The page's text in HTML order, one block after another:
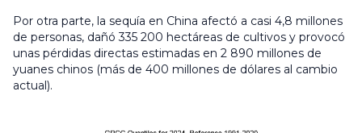
Por otra parte, la sequía en China afectó a casi 4,8 millones
de personas, dañó 335 200 hectáreas de cultivos y provocó
unas pérdidas directas estimadas en 2 890 millones de
yuanes chinos (más de 400 millones de dólares al cambio
actual).